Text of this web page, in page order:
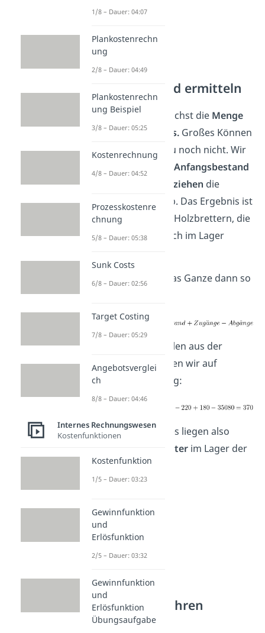
1. Restbestand ermitteln
Wir ermitteln zunächst die Menge
des Restbestandes.Großes Können
brauchst du hierzu noch nicht. Wir
Anfangsbestand
ziehen die
Abgänge
davon ab. Das Ergebnis ist
also die Anzahl an Holzbrettern, die
am Jahresende noch im Lager
Als
Formel sieht das Ganze dann so
Setzen wir die Zahlen aus der
Tabelle ein, kommen wir auf
folgende Rechnung:
Am Ende des Jahres liegen also
370 Holzbretterim Lager der
Bleistiftfabrik.
2. LOFO Verfahren
anwenden
1/8 – Dauer: 04:07
Plankostenrechn
ung
2/8 – Dauer: 04:49
Plankostenrechn
ung Beispiel
3/8 – Dauer: 05:25
Kostenrechnung
4/8 – Dauer: 04:52
Prozesskostenre
chnung
5/8 – Dauer: 05:38
Sunk Costs
6/8 – Dauer: 02:56
Target Costing
7/8 – Dauer: 05:29
Angebotsverglei
ch
8/8 – Dauer: 04:46
Internes Rechnungswesen
Kostenfunktionen
Kostenfunktion
1/5 – Dauer: 03:23
Gewinnfunktion
und
Erlösfunktion
2/5 – Dauer: 03:32
Gewinnfunktion
und
Erlösfunktion
Übungsaufgabe